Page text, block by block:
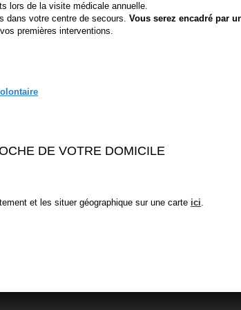
lors de la visite médicale annuelle.
dans votre centre de secours. Vous serez encadré par
premières interventions.
DE VOTRE DOMICILE
et les situer géographique sur une carte ici.